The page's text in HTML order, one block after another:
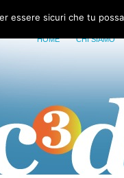
HOME CHI SIAMO
essere sicuri che tu